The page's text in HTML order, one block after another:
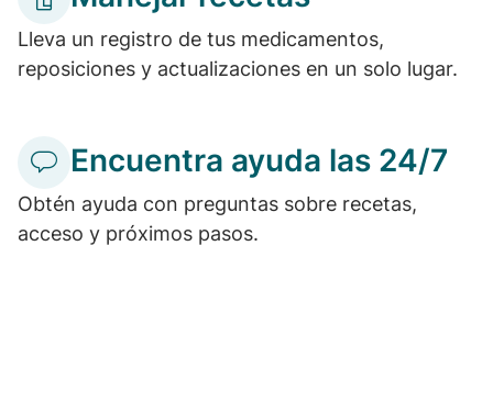
Lleva un registro de tus medicamentos,
reposiciones y actualizaciones en un solo lugar.
Encuentra ayuda las 24/7
Obtén ayuda con preguntas sobre recetas,
acceso y próximos pasos.